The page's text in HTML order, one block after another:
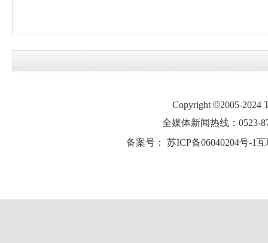
Copyright ©2005-2024
全媒体新闻热线：0523-
备案号： 苏ICP备06040204号-1互